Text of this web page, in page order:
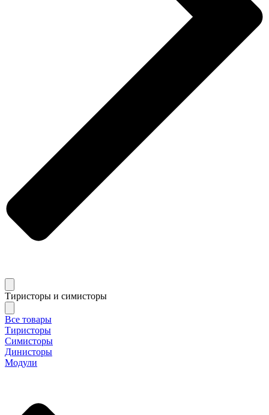
Тиристоры и симисторы
Все товары
Тиристоры
Симисторы
Динисторы
Модули